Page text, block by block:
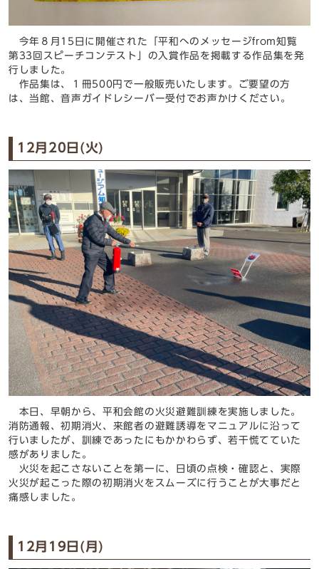
今年８月15日に開催された「平和へのメッセージfrom知覧
第33回スピーチコンテスト」の入賞作品を掲載する作品集を発
行しました。
作品集は、１冊500円で一般販売いたします。ご要望の方
は、当館、音声ガイドレシーバー受付でお声かけください。
12月20日(火)
本日、早朝から、平和会館の火災避難訓練を実施しました。
消防通報、初期消火、来館者の避難誘導をマニュアルに沿って
行いましたが、訓練であったにもかかわらず、若干慌てていた
感がありました。
火災を起こさないことを第一に、日頃の点検・確認と、実際
火災が起こった際の初期消火をスムーズに行うことが大事だと
痛感しました。
12月19日(月)